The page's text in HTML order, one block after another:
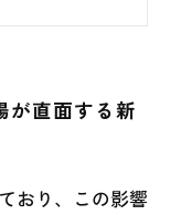
の影響を考
が直面する新
おり、この影響